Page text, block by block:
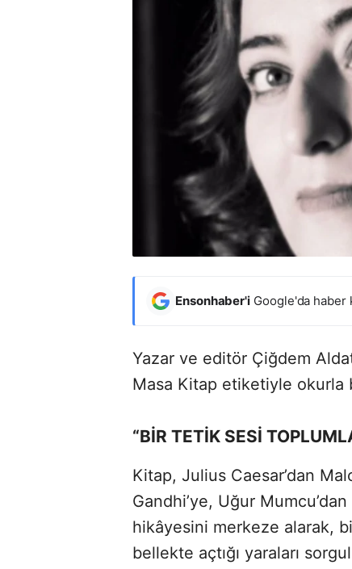
Ensonhaber'i Google'da haber
Yazar ve editör Çiğdem
Masa Kitap etiketiyle okurla
“BİR TETİK SESİ
Kitap, Julius Caesar’dan
Gandhi’ye, Uğur
hikâyesini merkeze alarak,
bellekte açtığı yaraları